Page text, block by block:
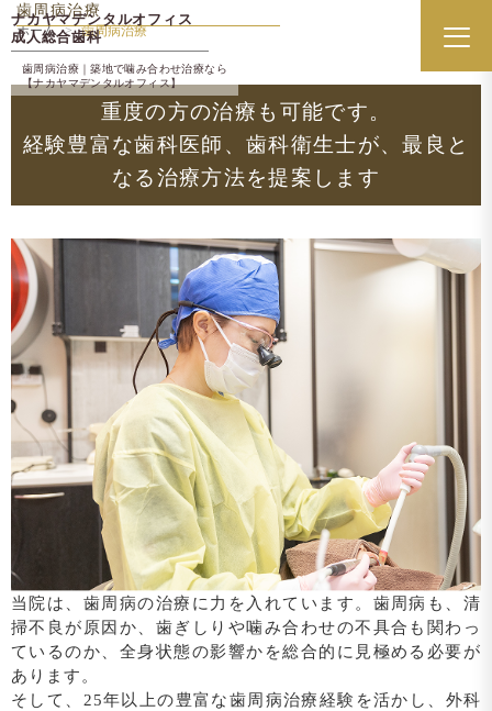
ナカヤマデンタルオフィス
成人総合歯科
歯周病治療｜築地で噛み合わせ治療なら
【ナカヤマデンタルオフィス】
メニ
歯周病治療
ホーム 歯周病治療
重度の方の治療も可能です。
経験豊富な歯科医師、歯科衛生士が、最良と
なる治療方法を提案します
当院は、歯周病の治療に力を入れています。歯周病も、清
掃不良が原因か、歯ぎしりや噛み合わせの不具合も関わっ
ているのか、全身状態の影響かを総合的に見極める必要が
あります。
そして、25年以上の豊富な歯周病治療経験を活かし、外科